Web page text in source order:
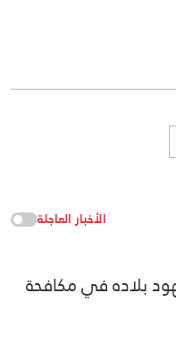
الأخبار العاجلة
بلاده في مكافحة